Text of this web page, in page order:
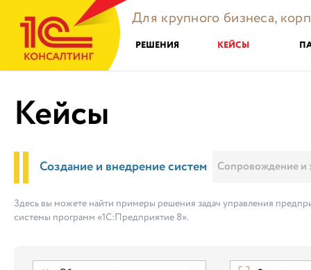
Для крупного бизнеса,
РЕШЕНИЯ КЕЙСЫ
Кейсы
Создание и внедрение систем Сопровождение и
Здесь вы можете найти примеры решения задач управления
системы программ «1С:Предприятие 8».